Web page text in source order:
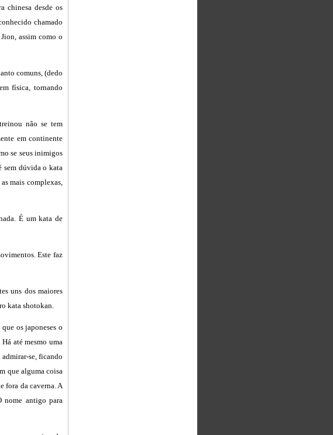
chinesa desde os
chamado
assim como o
comuns, (dedo
física, tornando
não se tem
em continente
se seus inimigos
sem dúvida o kata
mais complexas,
É um kata de
Este faz
uns dos maiores
kata shotokan.
os japoneses o
até mesmo uma
se, ficando
que alguma coisa
fora da caverna. A
nome antigo para